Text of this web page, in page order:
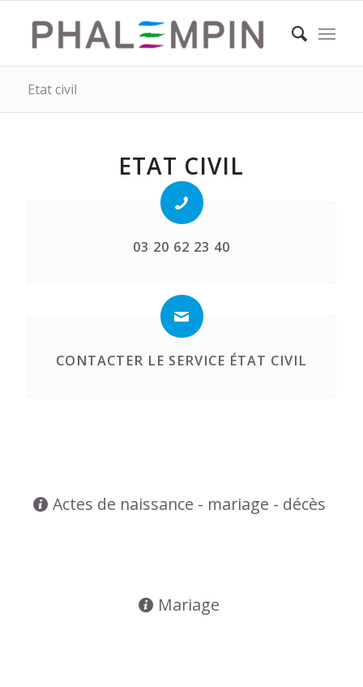
Etat civil
ETAT CIVIL
03 20 62 23 40
CONTACTER LE SERVICE ÉTAT CIVIL
Actes de naissance - mariage - décès
Mariage